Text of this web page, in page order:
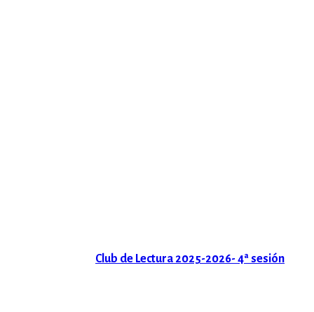
Club de Lectura 2025-2026- 4ª sesión